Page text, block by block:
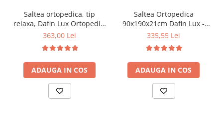
Saltea ortopedica, tip
relaxa, Dafin Lux Ortopedic,
90x200x21cm, fermitate
tip Bonell, fata vara-iarna,
sistem de aerisire cu
butoni, Salt Confort
363,00 Lei
ADAUGA IN COS
Saltea Ortopedica
90x190x21cm Dafin Lux -
Arcuri Bonell, Fermitate
335,55 Lei
ADAUGA IN COS